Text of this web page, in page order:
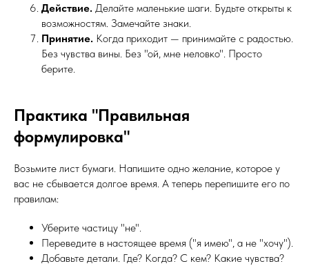
Действие. Делайте маленькие шаги. Будьте открыты к
возможностям. Замечайте знаки.
Принятие. Когда приходит — принимайте с радостью.
Без чувства вины. Без "ой, мне неловко". Просто
берите.
Практика "Правильная
формулировка"
Возьмите лист бумаги. Напишите одно желание, которое у
вас не сбывается долгое время. А теперь перепишите его по
правилам:
Уберите частицу "не".
Переведите в настоящее время ("я имею", а не "хочу").
Добавьте детали. Где? Когда? С кем? Какие чувства?